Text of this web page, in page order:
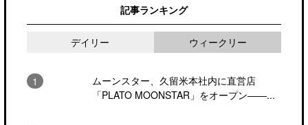
記事ランキング
デイリー ウィークリー
ムーンスター、久留米本社内に直営店
「PLATO MOONSTAR」をオープン――...